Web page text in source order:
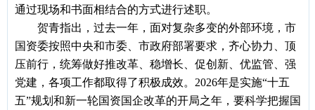
通过现场和书面相结合的方式进行述职。
贺青指出，过去一年，面对复杂多变的外部环境，市
国资委按照中央和市委、市政府部署要求，齐心协力、顶
压前行，统筹做好推改革、稳增长、促创新、优监管、强
党建，各项工作都取得了积极成效。 2026年是实施“十五
五”规划和新一轮国资国企改革的开局之年，要科学把握国